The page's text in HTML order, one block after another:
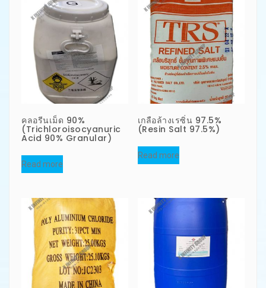
คลอรีนเม็ด 90%
(Trichloroisocyanuric
Acid 90% Granular)
Read more
เกลือล้างเรซิ่น 97.5%
(Resin Salt 97.5%)
Read more